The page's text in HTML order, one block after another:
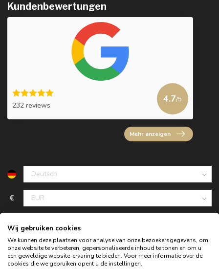
Kundenbewertungen
232 reviews
4.7/5
Mehr anzeigen
€
Wij gebruiken cookies
We kunnen deze plaatsen voor analyse van onze bezoekersgegevens, om
onze website te verbeteren, gepersonaliseerde inhoud te tonen en om u
een geweldige website-ervaring te bieden. Voor meer informatie over de
cookies die we gebruiken opent u de instellingen.